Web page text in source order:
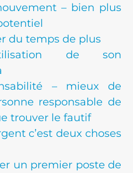
– bien plus
du temps de plus
de son
– mieux de
responsable de
trouver le fautif
c’est deux choses
un premier poste de